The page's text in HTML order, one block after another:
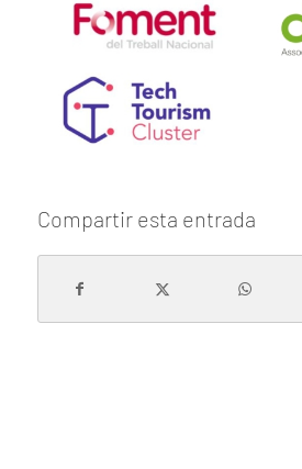
Compartir esta entrada